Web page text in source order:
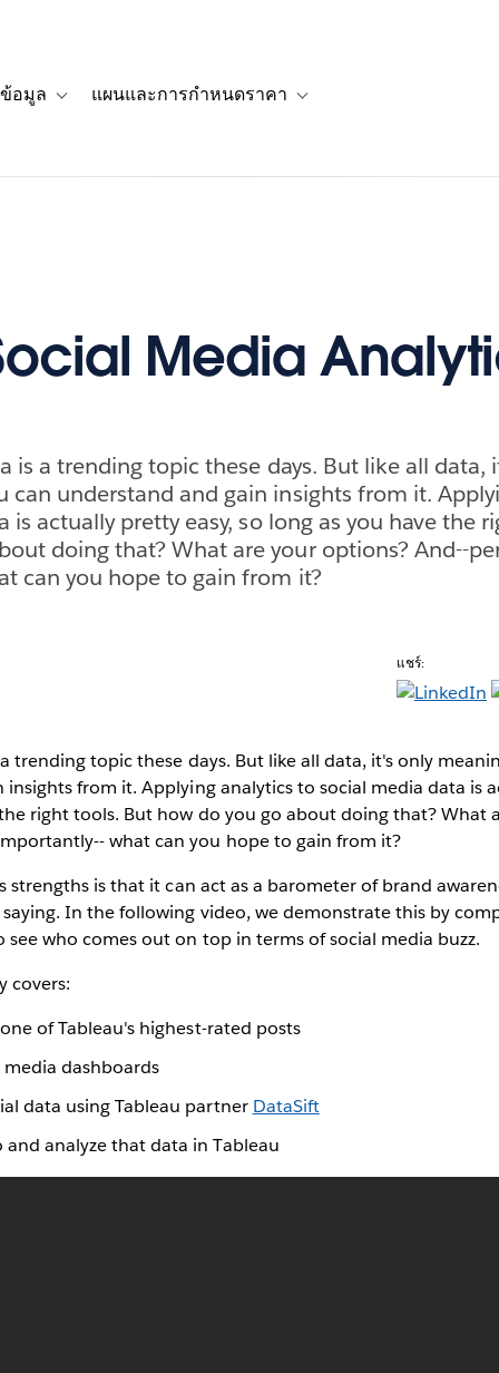
งราวของลูกค้าfor โซลูชัน
อมูล แผนและการกำหนดราคา
Media
is a trending topic these days. But like all data,
can understand and gain insights from it.
is actually pretty easy, so long as you have the
doing that? What are your options? And--
can you hope to gain from it?
แชร์:
trending topic these days. But like all data, it's only
from it. Applying analytics to social media data is
right tools. But how do you go about doing that? What
what can you hope to gain from it?
strengths is that it can act as a barometer of brand
In the following video, we demonstrate this by
see who comes out on top in terms of social media buzz.
covers:
of Tableau's highest-rated posts
dashboards
data using Tableau partner DataSift
analyze that data in Tableau